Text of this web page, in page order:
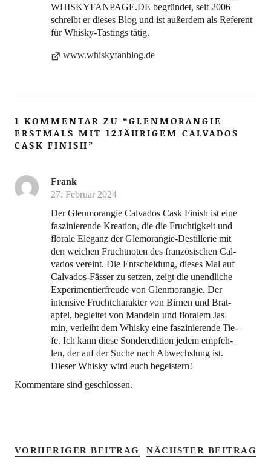
WHISKYFANPAGE.DE begründet, seit 2006
schreibt er dieses Blog und ist außerdem als Referent
für Whisky-Tastings tätig.
www.whiskyfanblog.de
1 KOMMENTAR ZU “GLENMORANGIE
ERSTMALS MIT 12JÄHRIGEM CALVADOS
CASK FINISH”
Frank
27. Februar 2024
Der Glen­mo­ran­gie Cal­va­dos Cask Finish ist eine
fas­zi­nie­ren­de Krea­ti­on, die die Fruch­tig­keit und
flo­ra­le Ele­ganz der Glem­oran­gie-Destil­le­rie mit
den wei­chen Frucht­no­ten des fran­zö­si­schen Cal­
va­dos ver­eint. Die Ent­schei­dung, die­ses Mal auf
Cal­va­dos-Fäs­ser zu set­zen, zeigt die unend­li­che
Expe­ri­men­tier­freu­de von Glen­mo­ran­gie. Der
inten­si­ve Frucht­cha­rak­ter von Bir­nen und Brat­
ap­fel, beglei­tet von Man­deln und flo­ra­lem Jas­
min, ver­leiht dem Whis­ky eine fas­zi­nie­ren­de Tie­
fe. Ich kann die­se Son­der­edi­ti­on jedem emp­feh­
len, der auf der Suche nach Abwechs­lung ist.
Die­ser Whis­ky wird euch begeistern!
Kommentare sind geschlossen.
VORHERIGER BEITRAG NÄCHSTER BEITRAG